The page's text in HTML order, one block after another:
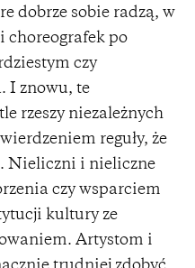
dobrze sobie radzą, w
choreografek po
czy
I znowu, te
rzeszy niezależnych
reguły, że
Nieliczni i nieliczne
czy wsparciem
kultury ze
Artystom i